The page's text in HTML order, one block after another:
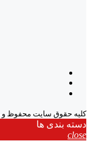
کلیه حقوق سایت محفوظ و
دسته بندی ها
close